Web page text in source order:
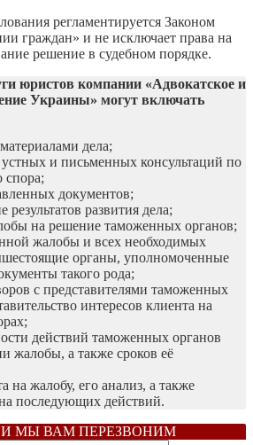
регламентируется Законом
граждан» и не исключает права на
решение в судебном порядке.
юристов компании «Адвокатское и
Украины» могут включать
дела;
и письменных консультаций по
спора;
документов;
развития дела;
на решение таможенных органов;
жалобы и всех необходимых
органы, уполномоченные
такого рода;
с представителями таможенных
интересов клиента на
действий таможенных органов
жалобы, а также сроков её
на жалобу, его анализ, а также
последующих действий.
И МЫ ВАМ ПЕРЕЗВОНИМ